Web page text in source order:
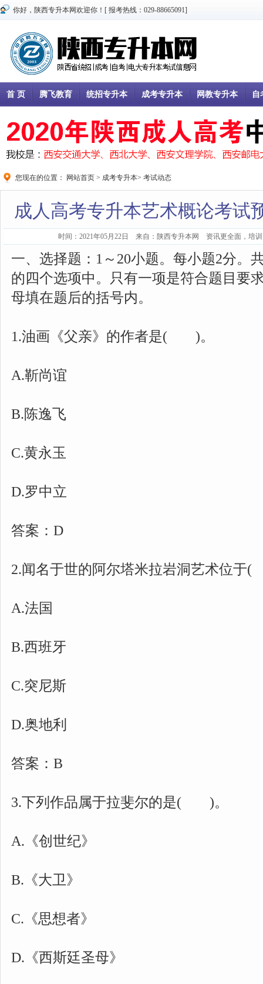
你好，陕西专升本网欢迎你！[ 报考热线：029-88665091]
首 页 腾飞教育 统招专升本 成考专升本 网教专升本 自
您现在的位置： 网站首页 > 成考专升本> 考试动态
成人高考专升本艺术概论考试
时间：2021年05月22日 来自：陕西专升本网 资讯更全面，培
一、选择题：1～20小题。每小题2分。
的四个选项中。只有一项是符合题目要
母填在题后的括号内。
1.油画《父亲》的作者是( )。
A.靳尚谊
B.陈逸飞
C.黄永玉
D.罗中立
答案：D
2.闻名于世的阿尔塔米拉岩洞艺术位
A.法国
B.西班牙
C.突尼斯
D.奥地利
答案：B
3.下列作品属于拉斐尔的是( )。
A.《创世纪》
B.《大卫》
C.《思想者》
D.《西斯廷圣母》